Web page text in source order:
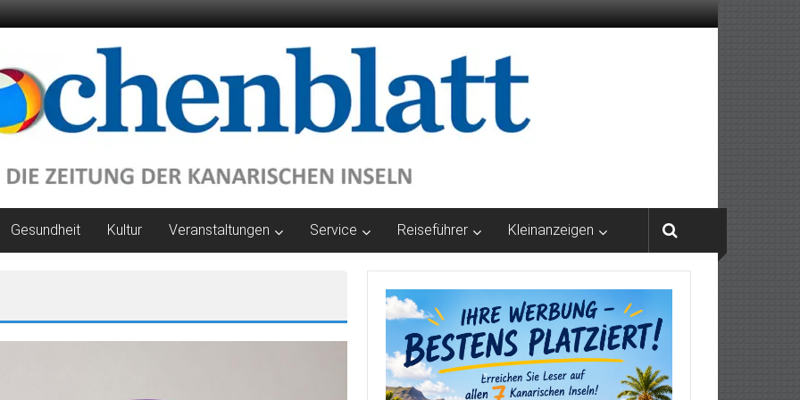
Gesundheit Kultur Veranstaltungen Service Reiseführer Kleinanzeigen